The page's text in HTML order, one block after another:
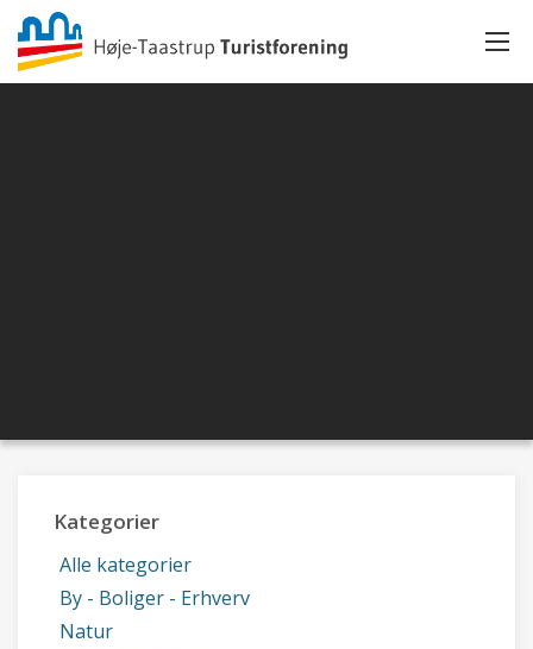
Kategorier
Alle kategorier
By - Boliger - Erhverv
Natur